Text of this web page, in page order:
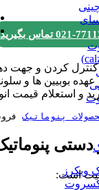
سای
ویکرز
تماس بگیرید
بوبیین ها و
و استعلام قیمت
پنوماتیک
پنوماتیک